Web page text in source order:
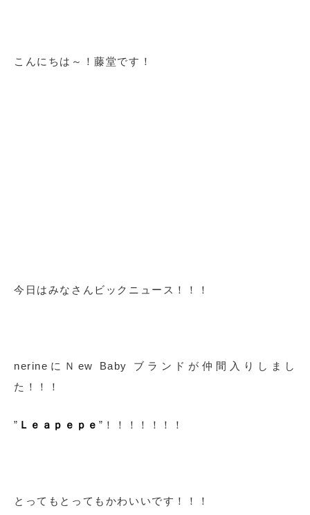
こんにちは～！藤堂です！
今日はみなさんビックニュース！！！
nerineにＮew Baby ブランドが仲間入りしまし
た！！！
” Ｌｅａｐｅｐｅ ”！！！！！！！
とってもとってもかわいいです！！！